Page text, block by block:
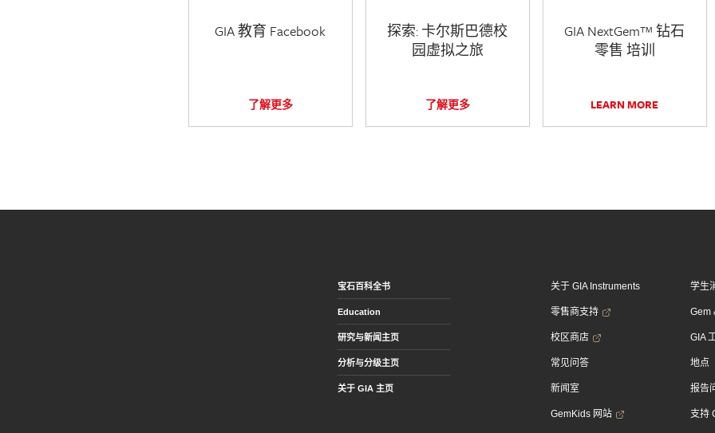
GIA 教育 Facebook
了解更多
探索: 卡尔斯巴德校
园虚拟之旅
了解更多
GIA NextGem™ 钻石
零售 培训
LEARN MORE
宝石百科全书
Education
研究与新闻主页
分析与分级主页
关于 GIA 主页
关于 GIA Instruments
零售商支持
校区商店
常见问答
新闻室
GemKids 网站
学生
Gem
GIA
地点
报告
支持